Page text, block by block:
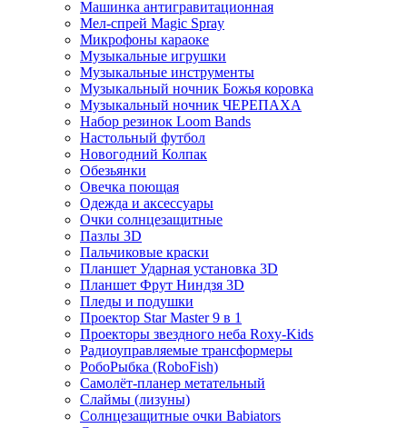
Машинка антигравитационная
Мел-спрей Magic Spray
Микрофоны караоке
Музыкальные игрушки
Музыкальные инструменты
Музыкальный ночник Божья коровка
Музыкальный ночник ЧЕРЕПАХА
Набор резинок Loom Bands
Настольный футбол
Новогодний Колпак
Обезьянки
Овечка поющая
Одежда и аксессуары
Очки солнцезащитные
Пазлы 3D
Пальчиковые краски
Планшет Ударная установка 3D
Планшет Фрут Ниндзя 3D
Пледы и подушки
Проектор Star Master 9 в 1
Проекторы звездного неба Roxy-Kids
Радиоуправляемые трансформеры
РобоРыбка (RoboFish)
Самолёт-планер метательный
Слаймы (лизуны)
Солнцезащитные очки Babiators